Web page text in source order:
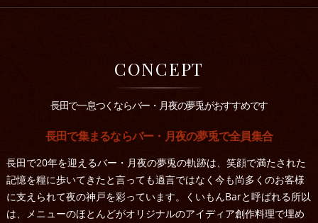
長田で一息つくならバー・月夜の夢兎がおすすめです
CONCEPT
長田で集まるならバー・月夜の夢兎で全員集合
長田で20年を迎えるバー・月夜の夢兎の軌跡は、笑顔で満たされた
記憶を糧に歩いてきたと言っても過言ではなく今も尚多くのお客様
に支えられて夜の神戸を彩っています。くいもんBarと呼ばれる所以
は、メニューのほとんどがオリジナルのアイディア創作料理で埋め